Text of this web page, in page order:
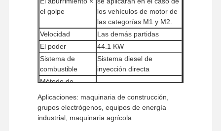
el golpe
los vehículos de motor de
las categorías M1 y M2.
Velocidad
Las demás partidas
El poder
44.1 KW
Sistema de
combustible
Sistema diesel de
inyección directa
Método de
Método de
arranque
Inicio eléctrico
Aplicaciones: maquinaria de construcción,
grupos electrógenos, equipos de energía
industrial, maquinaria agrícola